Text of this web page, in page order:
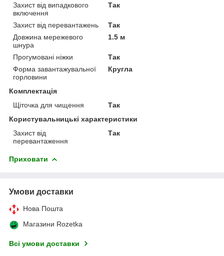
Захист від випадкового
включення
Так
Захист від перевантажень
Так
Довжина мережевого
шнура
1.5 м
Прогумовані ніжки
Так
Форма завантажувальної
горловини
Кругла
Комплектація
Щіточка для чищення
Так
Користувальницькі характеристики
Захист від
перевантаження
Так
Приховати
Умови доставки
Нова Пошта
Магазини Rozetka
Всі умови доставки